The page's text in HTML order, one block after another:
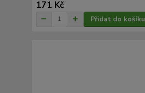
171 Kč
Přidat do košíku